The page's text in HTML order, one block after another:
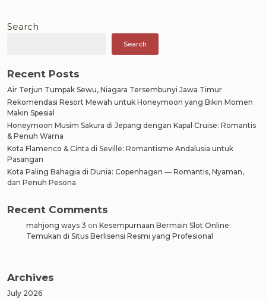
Panduan
Lengkap
Wisata,
sejarah
yang
di
selama
Search
Search
Recent Posts
Air Terjun Tumpak Sewu, Niagara Tersembunyi Jawa Timur
Rekomendasi Resort Mewah untuk Honeymoon yang Bikin Momen
Makin Spesial
Honeymoon Musim Sakura di Jepang dengan Kapal Cruise: Romantis
& Penuh Warna
Kota Flamenco & Cinta di Seville: Romantisme Andalusia untuk
Pasangan
Kota Paling Bahagia di Dunia: Copenhagen — Romantis, Nyaman,
dan Penuh Pesona
Recent Comments
mahjong ways 3 on Kesempurnaan Bermain Slot Online:
Temukan di Situs Berlisensi Resmi yang Profesional
Archives
July 2026